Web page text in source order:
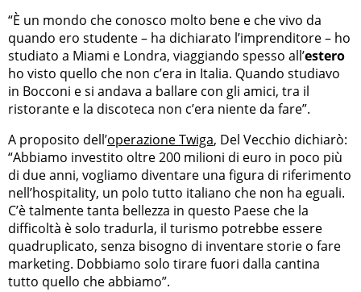
“È un mondo che conosco molto bene e che vivo da
quando ero studente – ha dichiarato l’imprenditore – ho
studiato a Miami e Londra, viaggiando spesso all’estero
ho visto quello che non c’era in Italia. Quando studiavo
in Bocconi e si andava a ballare con gli amici, tra il
ristorante e la discoteca non c’era niente da fare”.
A proposito dell’operazione Twiga, Del Vecchio dichiarò:
“Abbiamo investito oltre 200 milioni di euro in poco più
di due anni, vogliamo diventare una figura di riferimento
nell’hospitality, un polo tutto italiano che non ha eguali.
C’è talmente tanta bellezza in questo Paese che la
difficoltà è solo tradurla, il turismo potrebbe essere
quadruplicato, senza bisogno di inventare storie o fare
marketing. Dobbiamo solo tirare fuori dalla cantina
tutto quello che abbiamo”.